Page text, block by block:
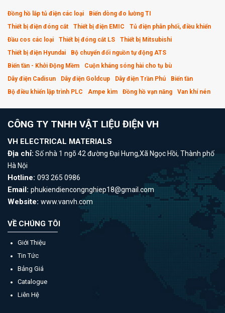
Đồng hồ lắp tủ điện các loại
Biến dòng đo lường TI
Thiết bị điện đóng cắt
Thiết bị điện EMIC
Tủ điện phân phối, điều khiển
Đầu cos các loại
Thiết bị đóng cắt LS
Thiết bị Mitsubishi
Thiết bị điện Hyundai
Bộ chuyển đổi nguồn tự động ATS
Biến tần - Khởi Động Mềm
Cuộn kháng sóng hài cho tụ bù
Dây điện Cadisun
Dây điện Goldcup Dây điện Trần Phú
Biến tần
Bộ điều khiển lập trình PLC
Ampe kìm Đồng hồ vạn năng Van khí nén
CÔNG TY TNHH VẬT LIỆU ĐIỆN VH
VH ELECTRICAL MATERIALS
Địa chỉ: Số nhà 1 ngõ 42 đường Đại Hưng,Xã Ngọc Hồi, Thành phố
Hà Nội
Hotline: 093 265 0986
Email: phukiendiencongnghiep18@gmail.com
Website: www.vanvh.com
VỀ CHÚNG TÔI
Giới Thiệu
Tin Tức
Bảng Giá
Catalogue
Liên Hệ